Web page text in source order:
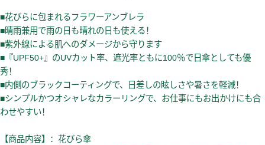
■花びらに包まれるフラワーアンブレラ
■晴雨兼用で雨の日も晴れの日も使える！
■紫外線による肌へのダメージから守ります
■『UPF50+』のUVカット率、遮光率ともに100％で日傘としても優
秀！
■内側のブラックコーティングで、日差しの眩しさや暑さを軽減！
■シンプルかつオシャレなカラーリングで、お仕事にもお出かけにも合
わせやすい！
【商品内容】：花びら傘